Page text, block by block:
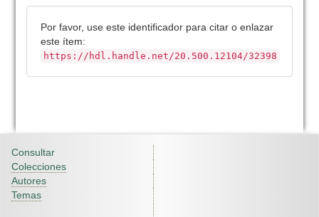
Por favor, use este identificador para citar o enlazar
este ítem:
https://hdl.handle.net/20.500.12104/32398
Consultar
Colecciones
Autores
Temas